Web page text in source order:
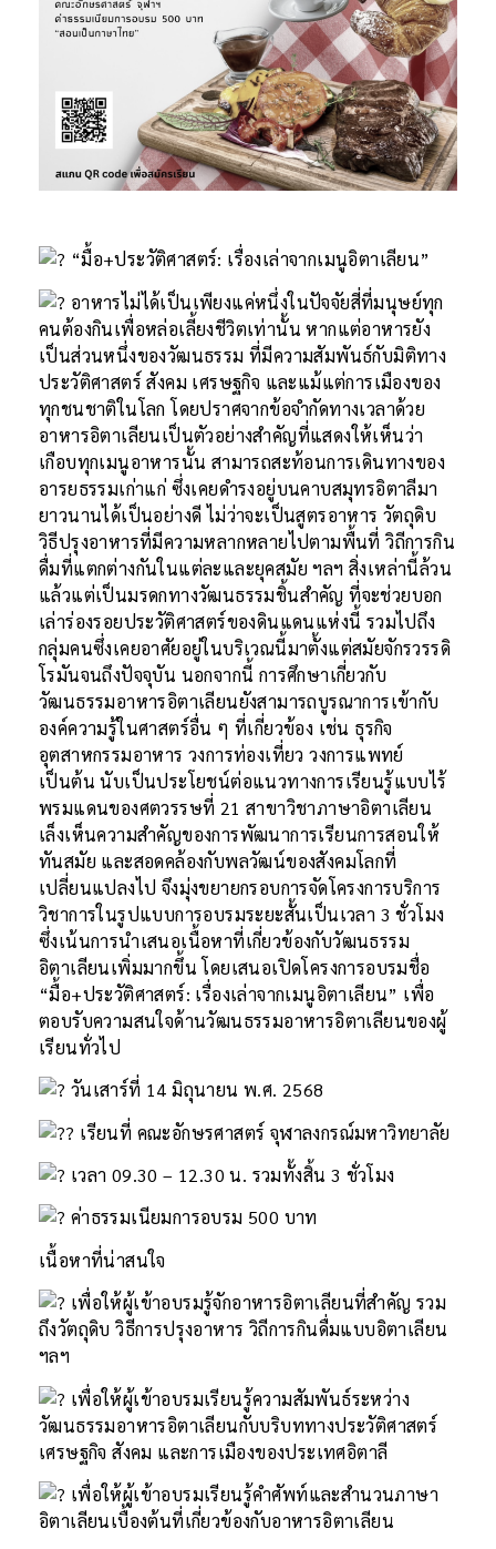
“มื้อ+ประวัติศาสตร์: เรื่องเล่าจากเมนูอิตาเลียน”
อาหารไม่ได้เป็นเพียงแค่หนึ่งในปัจจัยสี่ที่มนุษย์ทุก
คนต้องกินเพื่อหล่อเลี้ยงชีวิตเท่านั้น หากแต่อาหารยัง
เป็นส่วนหนึ่งของวัฒนธรรม ที่มีความสัมพันธ์กับมิติทาง
ประวัติศาสตร์ สังคม เศรษฐกิจ และแม้แต่การเมืองของ
ทุกชนชาติในโลก โดยปราศจากข้อจำกัดทางเวลาด้วย
อาหารอิตาเลียนเป็นตัวอย่างสำคัญที่แสดงให้เห็นว่า
เกือบทุกเมนูอาหารนั้น สามารถสะท้อนการเดินทางของ
อารยธรรมเก่าแก่ ซึ่งเคยดำรงอยู่บนคาบสมุทรอิตาลีมา
ยาวนานได้เป็นอย่างดี ไม่ว่าจะเป็นสูตรอาหาร วัตถุดิบ
วิธีปรุงอาหารที่มีความหลากหลายไปตามพื้นที่ วิถีการกิน
ดื่มที่แตกต่างกันในแต่ละและยุคสมัย ฯลฯ สิ่งเหล่านี้ล้วน
แล้วแต่เป็นมรดกทางวัฒนธรรมชิ้นสำคัญ ที่จะช่วยบอก
เล่าร่องรอยประวัติศาสตร์ของดินแดนแห่งนี้ รวมไปถึง
กลุ่มคนซึ่งเคยอาศัยอยู่ในบริเวณนี้มาตั้งแต่สมัยจักรวรรดิ
โรมันจนถึงปัจจุบัน นอกจากนี้ การศึกษาเกี่ยวกับ
วัฒนธรรมอาหารอิตาเลียนยังสามารถบูรณาการเข้ากับ
องค์ความรู้ในศาสตร์อื่น ๆ ที่เกี่ยวข้อง เช่น ธุรกิจ
อุตสาหกรรมอาหาร วงการท่องเที่ยว วงการแพทย์
เป็นต้น นับเป็นประโยชน์ต่อแนวทางการเรียนรู้แบบไร้
พรมแดนของศตวรรษที่ 21 สาขาวิชาภาษาอิตาเลียน
เล็งเห็นความสำคัญของการพัฒนาการเรียนการสอนให้
ทันสมัย และสอดคล้องกับพลวัฒน์ของสังคมโลกที่
เปลี่ยนแปลงไป จึงมุ่งขยายกรอบการจัดโครงการบริการ
วิชาการในรูปแบบการอบรมระยะสั้นเป็นเวลา 3 ชั่วโมง
ซึ่งเน้นการนำเสนอเนื้อหาที่เกี่ยวข้องกับวัฒนธรรม
อิตาเลียนเพิ่มมากขึ้น โดยเสนอเปิดโครงการอบรมชื่อ
“มื้อ+ประวัติศาสตร์: เรื่องเล่าจากเมนูอิตาเลียน” เพื่อ
ตอบรับความสนใจด้านวัฒนธรรมอาหารอิตาเลียนของผู้
เรียนทั่วไป
วันเสาร์ที่ 14 มิถุนายน พ.ศ. 2568
เรียนที่ คณะอักษรศาสตร์ จุฬาลงกรณ์มหาวิทยาลัย
เวลา 09.30 – 12.30 น. รวมทั้งสิ้น 3 ชั่วโมง
ค่าธรรมเนียมการอบรม 500 บาท
เนื้อหาที่น่าสนใจ
เพื่อให้ผู้เข้าอบรมรู้จักอาหารอิตาเลียนที่สำคัญ รวม
ถึงวัตถุดิบ วิธีการปรุงอาหาร วิถีการกินดื่มแบบอิตาเลียน
ฯลฯ
เพื่อให้ผู้เข้าอบรมเรียนรู้ความสัมพันธ์ระหว่าง
วัฒนธรรมอาหารอิตาเลียนกับบริบททางประวัติศาสตร์
เศรษฐกิจ สังคม และการเมืองของประเทศอิตาลี
เพื่อให้ผู้เข้าอบรมเรียนรู้คำศัพท์และสำนวนภาษา
อิตาเลียนเบื้องต้นที่เกี่ยวข้องกับอาหารอิตาเลียน